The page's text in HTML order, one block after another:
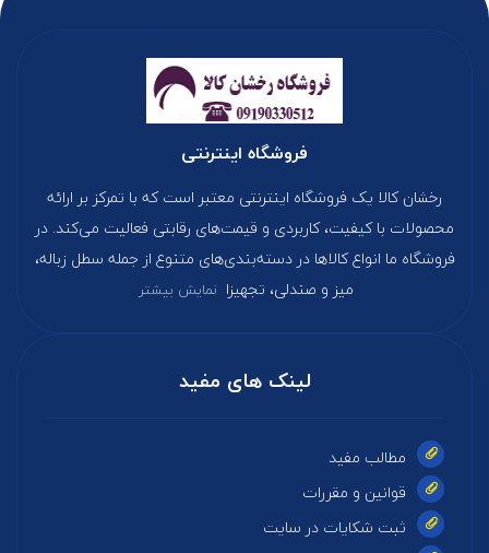
فروشگاه اینترنتی
رخشان کالا یک فروشگاه اینترنتی معتبر است که با تمرکز بر ارائه
محصولات با کیفیت، کاربردی و قیمت‌های رقابتی فعالیت می‌کند. در
فروشگاه ما انواع کالاها در دسته‌بندی‌های متنوع از جمله سطل زباله،
میز و صندلی، تجهیزا نمایش بیشتر
لینک های مفید
مطالب مفید
قوانین و مقررات
ثبت شکایات در سایت